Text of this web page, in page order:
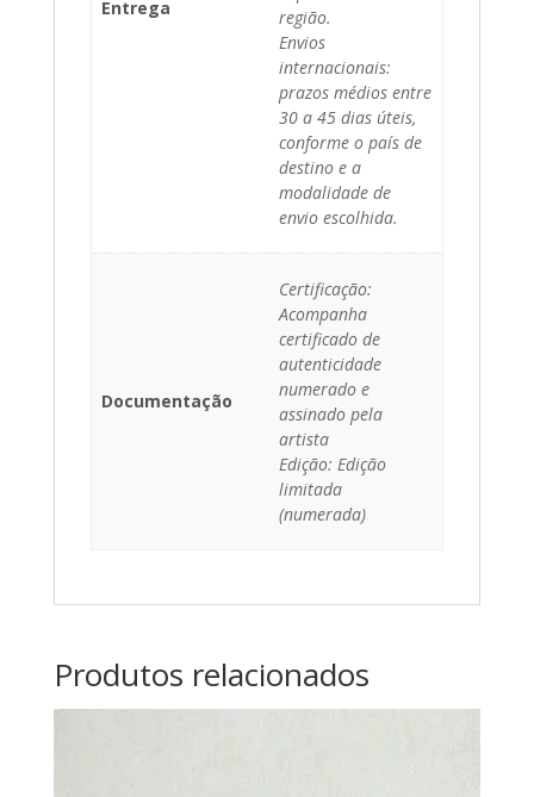
Entrega
região.
Envios
internacionais:
prazos médios entre
30 a 45 dias úteis,
conforme o país de
destino e a
modalidade de
envio escolhida.
Documentação
Certificação:
Acompanha
certificado de
autenticidade
numerado e
assinado pela
artista
Edição: Edição
limitada
(numerada)
Produtos relacionados